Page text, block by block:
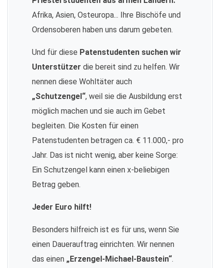
Afrika, Asien, Osteuropa... Ihre Bischöfe und
Ordensoberen haben uns darum gebeten.
Und für diese Patenstudenten suchen wir
Unterstützer die bereit sind zu helfen. Wir
nennen diese Wohltäter auch
„Schutzengel“, weil sie die Ausbildung erst
möglich machen und sie auch im Gebet
begleiten. Die Kosten für einen
Patenstudenten betragen ca. € 11.000,- pro
Jahr. Das ist nicht wenig, aber keine Sorge:
Ein Schutzengel kann einen x-beliebigen
Betrag geben.
Jeder Euro hilft!
Besonders hilfreich ist es für uns, wenn Sie
einen Dauerauftrag einrichten. Wir nennen
das einen „Erzengel-Michael-Baustein“.